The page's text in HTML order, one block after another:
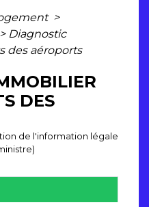
>
> Diagnostic
des aéroports
DES
de l'information légale